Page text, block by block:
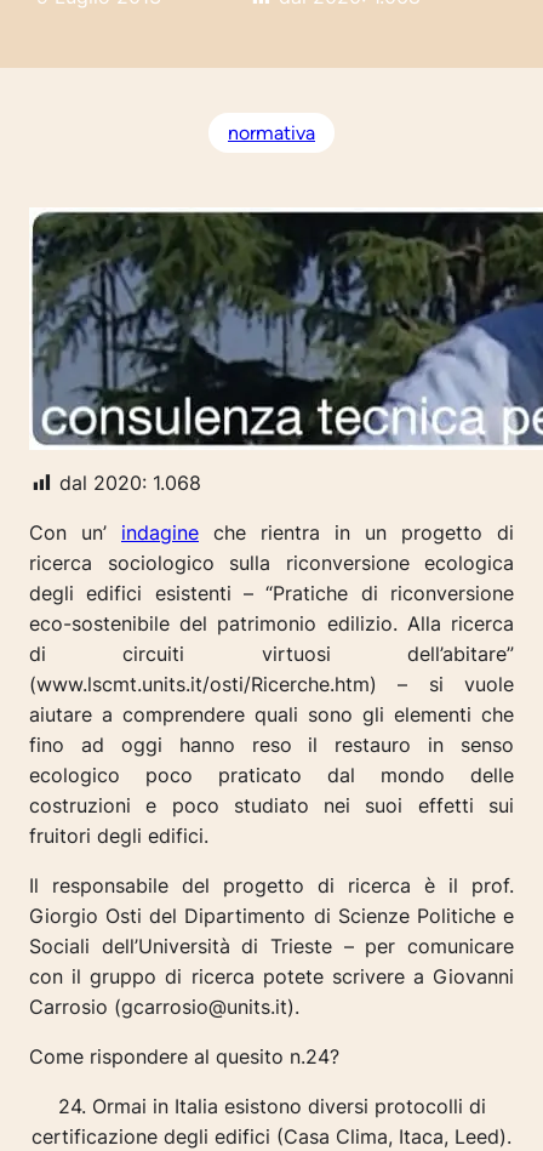
normativa
dal 2020: 1.068
Con un’ indagine che rientra in un progetto di
ricerca sociologico sulla riconversione ecologica
degli edifici esistenti – “Pratiche di riconversione
eco-sostenibile del patrimonio edilizio. Alla ricerca
di circuiti virtuosi dell’abitare”
(www.lscmt.units.it/osti/Ricerche.htm) – si vuole
aiutare a comprendere quali sono gli elementi che
fino ad oggi hanno reso il restauro in senso
ecologico poco praticato dal mondo delle
costruzioni e poco studiato nei suoi effetti sui
fruitori degli edifici.
Il responsabile del progetto di ricerca è il prof.
Giorgio Osti del Dipartimento di Scienze Politiche e
Sociali dell’Università di Trieste – per comunicare
con il gruppo di ricerca potete scrivere a Giovanni
Carrosio (gcarrosio@units.it).
Come rispondere al quesito n.24?
24. Ormai in Italia esistono diversi protocolli di
certificazione degli edifici (Casa Clima, Itaca, Leed).